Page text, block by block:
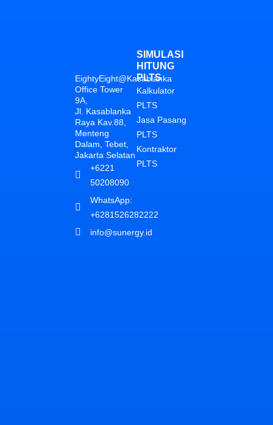
EightyEight@Kasablanka
Office Tower
9A,
Jl. Kasablanka
Raya Kav.88,
Menteng
Dalam, Tebet,
Jakarta Selatan
+6221
50208090
WhatsApp:
+6281526282222​
info@sunergy.id
SIMULASI
HITUNG
PLTS
Kalkulator
PLTS
Jasa Pasang
PLTS
Kontraktor
PLTS